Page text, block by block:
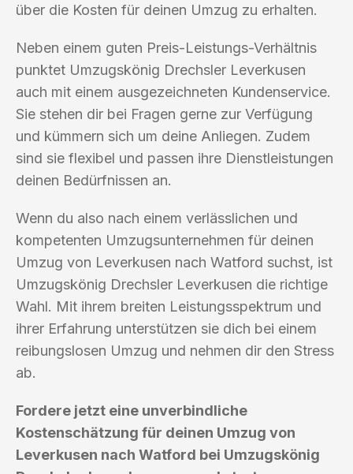
über die Kosten für deinen Umzug zu erhalten.
Neben einem guten Preis-Leistungs-Verhältnis
punktet Umzugskönig Drechsler Leverkusen
auch mit einem ausgezeichneten Kundenservice.
Sie stehen dir bei Fragen gerne zur Verfügung
und kümmern sich um deine Anliegen. Zudem
sind sie flexibel und passen ihre Dienstleistungen
deinen Bedürfnissen an.
Wenn du also nach einem verlässlichen und
kompetenten Umzugsunternehmen für deinen
Umzug von Leverkusen nach Watford suchst, ist
Umzugskönig Drechsler Leverkusen die richtige
Wahl. Mit ihrem breiten Leistungsspektrum und
ihrer Erfahrung unterstützen sie dich bei einem
reibungslosen Umzug und nehmen dir den Stress
ab.
Fordere jetzt eine unverbindliche
Kostenschätzung für deinen Umzug von
Leverkusen nach Watford bei Umzugskönig